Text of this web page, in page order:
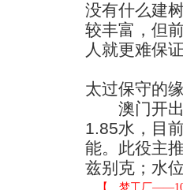
没有什么建
较丰富，但
人就更难保
太过保守的
澳门开出
1.85水，目
能。此役主
兹别克；水